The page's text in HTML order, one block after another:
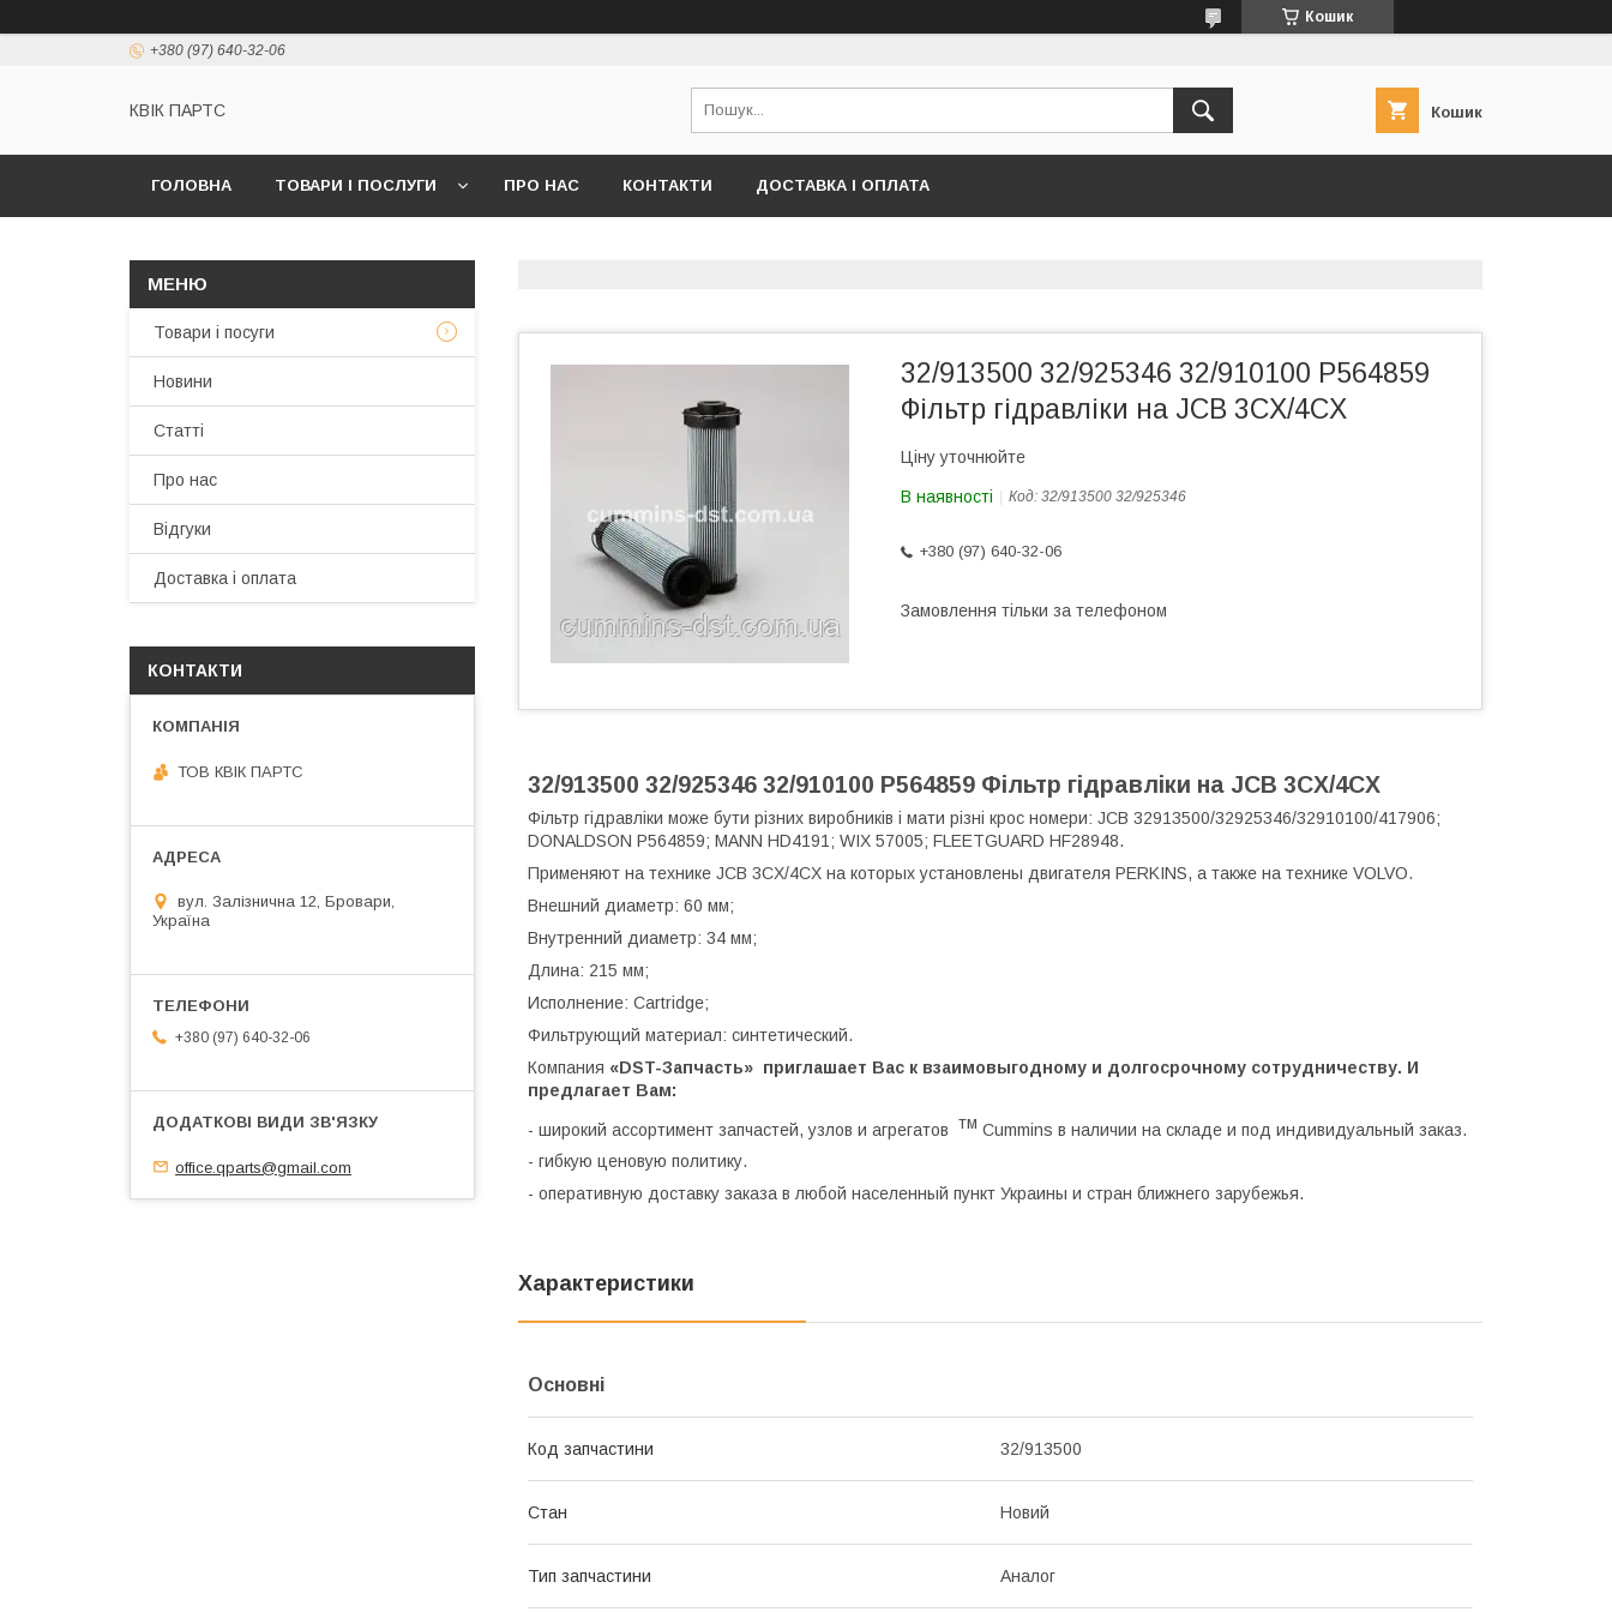
Кошик
+380 (97) 640-32-06
КВІК ПАРТС Кошик
ГОЛОВНА ТОВАРИ І ПОСЛУГИ ПРО НАС КОНТАКТИ ДОСТАВКА І ОПЛАТА
32/913500 32/925346 32/910100 P564859
Фільтр гідравліки на JCB 3CX/4CX
Ціну уточнюйте
В наявності Код: 32/913500 32/925346
+380 (97) 640-32-06
Замовлення тільки за телефоном
32/913500 32/925346 32/910100 P564859 Фільтр гідравліки на JCB 3CX/4CX
Фільтр гідравліки може бути різних виробників і мати різні крос номери: JCB 32913500/32925346/32910100/417906;
DONALDSON P564859; MANN HD4191; WIX 57005; FLEETGUARD HF28948.
Применяют на технике JCB 3CX/4CX на которых установлены двигателя PERKINS, а также на технике VOLVO.
Внешний диаметр: 60 мм;
Внутренний диаметр: 34 мм;
Длина: 215 мм;
Исполнение: Cartridge;
Фильтрующий материал: синтетический.
Компания «DST-Запчасть» приглашает Вас к взаимовыгодному и долгосрочному сотрудничеству. И
предлагает Вам:
- широкий ассортимент запчастей, узлов и агрегатов тм Cummins в наличии на складе и под индивидуальный заказ.
- гибкую ценовую политику.
- оперативную доставку заказа в любой населенный пункт Украины и стран ближнего зарубежья.
Характеристики
Основні
Код запчастини 32/913500
Стан Новий
Тип запчастини Аналог
Товари і посуги
Новини
Статті
Про нас
Відгуки
Доставка і оплата
КОНТАКТИ
ТОВ КВІК ПАРТС
вул. Залізнична 12, Бровари,
Україна
+380 (97) 640-32-06
office.qparts@gmail.com